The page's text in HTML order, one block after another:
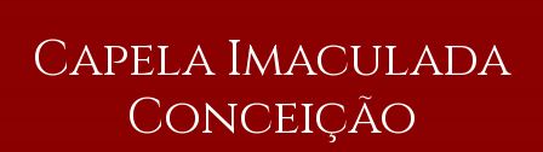
Capela Imaculada
Conceição